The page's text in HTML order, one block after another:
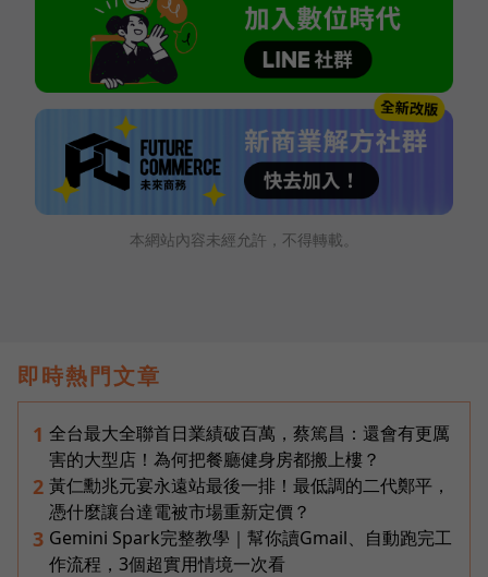
本網站內容未經允許，不得轉載。
即時熱門文章
1 全台最大全聯首日業績破百萬，蔡篤昌：還會有更厲
害的大型店！為何把餐廳健身房都搬上樓？
2 黃仁勳兆元宴永遠站最後一排！最低調的二代鄭平，
憑什麼讓台達電被市場重新定價？
3 Gemini Spark完整教學｜幫你讀Gmail、自動跑完工
作流程，3個超實用情境一次看